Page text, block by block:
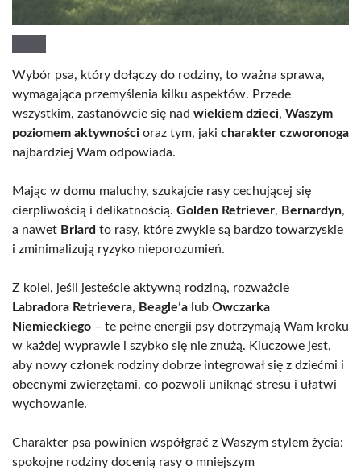
Wybór psa, który dołączy do rodziny, to ważna sprawa,
wymagająca przemyślenia kilku aspektów. Przede
wszystkim, zastanówcie się nad wiekiem dzieci, Waszym
poziomem aktywności oraz tym, jaki charakter czworonoga
najbardziej Wam odpowiada.
Mając w domu maluchy, szukajcie rasy cechującej się
cierpliwością i delikatnością. Golden Retriever, Bernardyn,
a nawet Briard to rasy, które zwykle są bardzo towarzyskie
i zminimalizują ryzyko nieporozumień.
Z kolei, jeśli jesteście aktywną rodziną, rozważcie
Labradora Retrievera, Beagle’a lub Owczarka
Niemieckiego – te pełne energii psy dotrzymają Wam kroku
w każdej wyprawie i szybko się nie znużą. Kluczowe jest,
aby nowy członek rodziny dobrze integrował się z dziećmi i
obecnymi zwierzętami, co pozwoli uniknąć stresu i ułatwi
wychowanie.
Charakter psa powinien współgrać z Waszym stylem życia:
spokojne rodziny docenią rasy o mniejszym